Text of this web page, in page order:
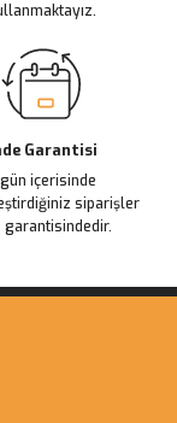
Garantisi
içerisinde
siparişler
garantisindedir.